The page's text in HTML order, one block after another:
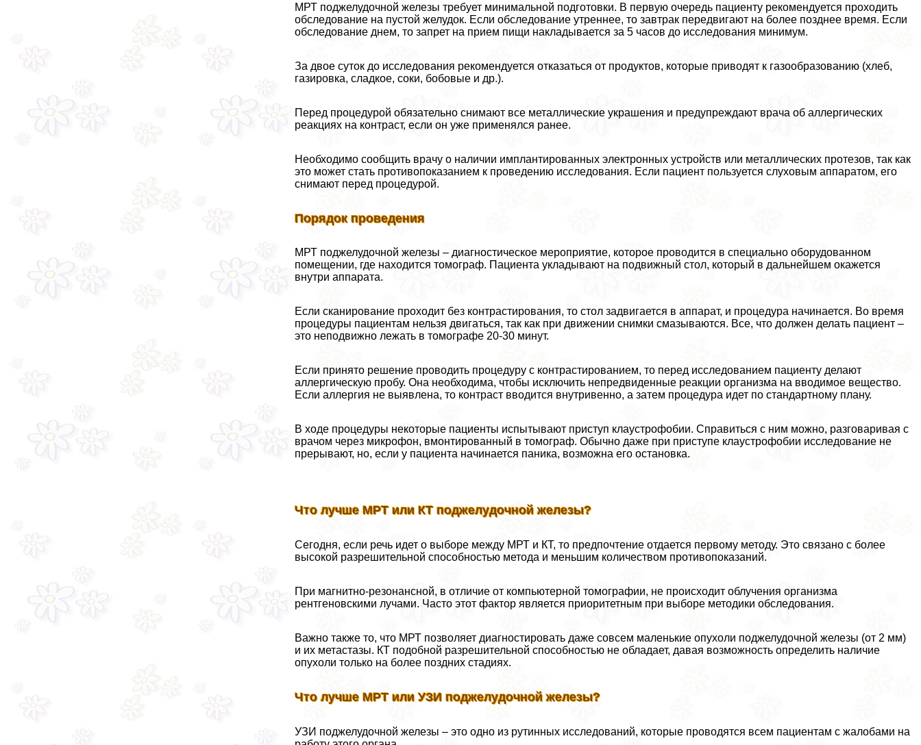
МРТ поджелудочной железы требует минимальной подготовки. В первую очередь пациенту рекомендуется проходить
обследование на пустой желудок. Если обследование утреннее, то завтрак передвигают на более позднее время. Если
обследование днем, то запрет на прием пищи накладывается за 5 часов до исследования минимум.
За двое суток до исследования рекомендуется отказаться от продуктов, которые приводят к газообразованию (хлеб,
газировка, сладкое, соки, бобовые и др.).
Перед процедурой обязательно снимают все металлические украшения и предупреждают врача об аллергических
реакциях на контраст, если он уже применялся ранее.
Необходимо сообщить врачу о наличии имплантированных электронных устройств или металлических протезов, так как
это может стать противопоказанием к проведению исследования. Если пациент пользуется слуховым аппаратом, его
снимают перед процедурой.
Порядок проведения
МРТ поджелудочной железы – диагностическое мероприятие, которое проводится в специально оборудованном
помещении, где находится томограф. Пациента укладывают на подвижный стол, который в дальнейшем окажется
внутри аппарата.
Если сканирование проходит без контрастирования, то стол задвигается в аппарат, и процедура начинается. Во время
процедуры пациентам нельзя двигаться, так как при движении снимки смазываются. Все, что должен делать пациент –
это неподвижно лежать в томографе 20-30 минут.
Если принято решение проводить процедуру с контрастированием, то перед исследованием пациенту делают
аллергическую пробу. Она необходима, чтобы исключить непредвиденные реакции организма на вводимое вещество.
Если аллергия не выявлена, то контраст вводится внутривенно, а затем процедура идет по стандартному плану.
В ходе процедуры некоторые пациенты испытывают приступ клаустрофобии. Справиться с ним можно, разговаривая с
врачом через микрофон, вмонтированный в томограф. Обычно даже при приступе клаустрофобии исследование не
прерывают, но, если у пациента начинается паника, возможна его остановка.
Что лучше МРТ или КТ поджелудочной железы?
Сегодня, если речь идет о выборе между МРТ и КТ, то предпочтение отдается первому методу. Это связано с более
высокой разрешительной способностью метода и меньшим количеством противопоказаний.
При магнитно-резонансной, в отличие от компьютерной томографии, не происходит облучения организма
рентгеновскими лучами. Часто этот фактор является приоритетным при выборе методики обследования.
Важно также то, что МРТ позволяет диагностировать даже совсем маленькие опухоли поджелудочной железы (от 2 мм)
и их метастазы. КТ подобной разрешительной способностью не обладает, давая возможность определить наличие
опухоли только на более поздних стадиях.
Что лучше МРТ или УЗИ поджелудочной железы?
УЗИ поджелудочной железы – это одно из рутинных исследований, которые проводятся всем пациентам с жалобами на